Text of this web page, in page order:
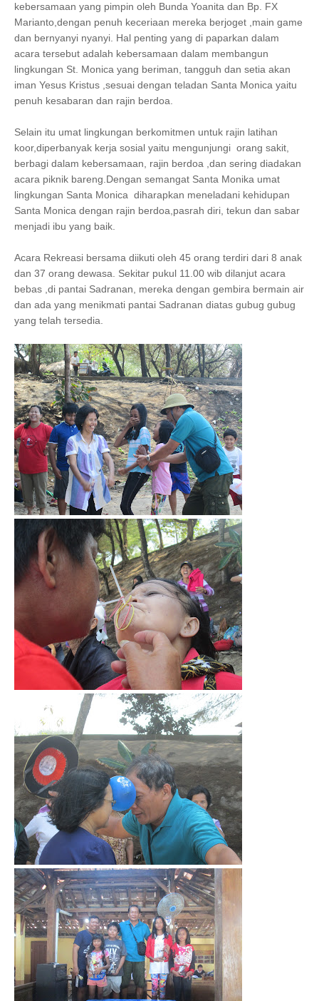
kebersamaan yang pimpin oleh Bunda Yoanita dan Bp. FX
Marianto,dengan penuh keceriaan mereka berjoget ,main game
dan bernyanyi nyanyi. Hal penting yang di paparkan dalam
acara tersebut adalah kebersamaan dalam membangun
lingkungan St. Monica yang beriman, tangguh dan setia akan
iman Yesus Kristus ,sesuai dengan teladan Santa Monica yaitu
penuh kesabaran dan rajin berdoa.
Selain itu umat lingkungan berkomitmen untuk rajin latihan
koor,diperbanyak kerja sosial yaitu mengunjungi orang sakit,
berbagi dalam kebersamaan, rajin berdoa ,dan sering diadakan
acara piknik bareng.Dengan semangat Santa Monika umat
lingkungan Santa Monica diharapkan meneladani kehidupan
Santa Monica dengan rajin berdoa,pasrah diri, tekun dan sabar
menjadi ibu yang baik.
Acara Rekreasi bersama diikuti oleh 45 orang terdiri dari 8 anak
dan 37 orang dewasa. Sekitar pukul 11.00 wib dilanjut acara
bebas ,di pantai Sadranan, mereka dengan gembira bermain air
dan ada yang menikmati pantai Sadranan diatas gubug gubug
yang telah tersedia.